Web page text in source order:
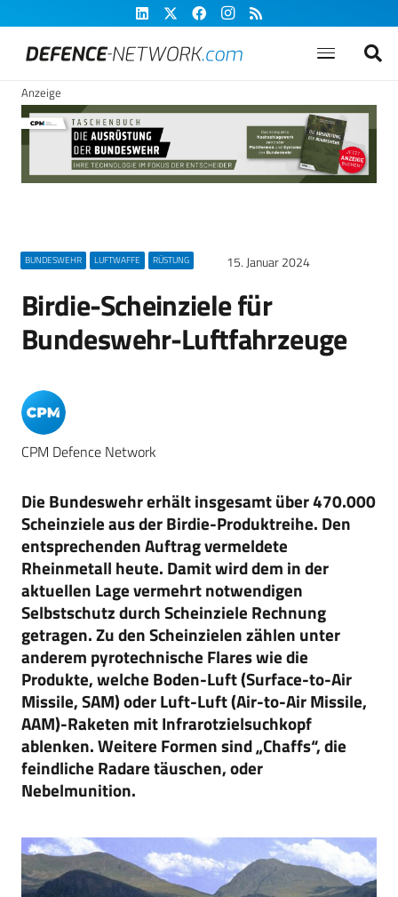
Anzeige
BUNDESWEHR LUFTWAFFE RÜSTUNG 15. Januar 2024
Birdie-Scheinziele für
Bundeswehr-Luftfahrzeuge
CPM Defence Network
Die Bundeswehr erhält insgesamt über 470.000
Scheinziele aus der Birdie-Produktreihe. Den
entsprechenden Auftrag vermeldete
Rheinmetall heute. Damit wird dem in der
aktuellen Lage vermehrt notwendigen
Selbstschutz durch Scheinziele Rechnung
getragen. Zu den Scheinzielen zählen unter
anderem pyrotechnische Flares wie die
Produkte, welche Boden-Luft (Surface-to-Air
Missile, SAM) oder Luft-Luft (Air-to-Air Missile,
AAM)-Raketen mit Infrarotzielsuchkopf
ablenken. Weitere Formen sind „Chaffs“, die
feindliche Radare täuschen, oder
Nebelmunition.